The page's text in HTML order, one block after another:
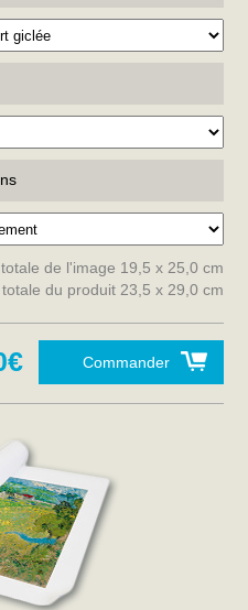
de l'image 19,5 x 25,0 cm
totale du produit 23,5 x 29,0 cm
Commander